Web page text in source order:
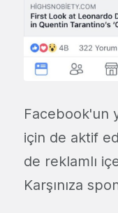
Facebook'un
için de aktif
de reklamlı
Karşınıza